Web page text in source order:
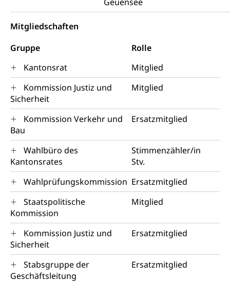
Mitgliedschaften
Gruppe
Rolle
Kantonsrat
Mitglied
Kommission Justiz und
Sicherheit
Mitglied
Kommission Verkehr und
Bau
Ersatzmitglied
Wahlbüro des
Kantonsrates
Stimmenzähler/in
Stv.
Wahlprüfungskommission Ersatzmitglied
Staatspolitische
Kommission
Mitglied
Kommission Justiz und
Sicherheit
Ersatzmitglied
Stabsgruppe der
Geschäftsleitung
Ersatzmitglied
Klima
Raumplan, Nutzungsplan
Richtplanung Kanton Luzern (ARE)
Raum und Wirtschaft rawi